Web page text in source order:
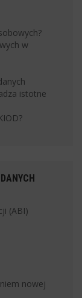
w
istotne
(ABI)
nowej